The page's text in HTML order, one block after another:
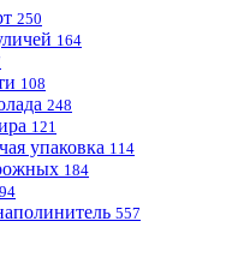
250
164
108
248
121
упаковка 114
184
94
557